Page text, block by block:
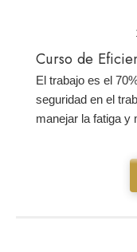
Curso de
El trabajo es el
seguridad en el
manejar la fatiga y